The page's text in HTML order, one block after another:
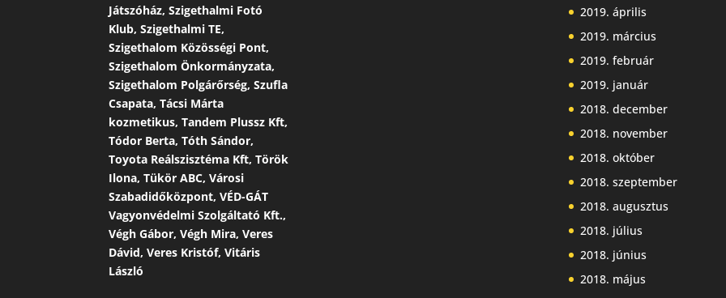
Játszóház, Szigethalmi Fotó
Klub, Szigethalmi TE,
Szigethalom Közösségi Pont,
Szigethalom Önkormányzata,
Szigethalom Polgárőrség, Szufla
Csapata, Tácsi Márta
kozmetikus, Tandem Plussz Kft,
Tódor Berta, Tóth Sándor,
Toyota Reálszisztéma Kft, Török
Ilona, Tükör ABC, Városi
Szabadidőközpont, VÉD-GÁT
Vagyonvédelmi Szolgáltató Kft.,
Végh Gábor, Végh Mira, Veres
Dávid, Veres Kristóf, Vitáris
László
2019. április
2019. március
2019. február
2019. január
2018. december
2018. november
2018. október
2018. szeptember
2018. augusztus
2018. július
2018. június
2018. május